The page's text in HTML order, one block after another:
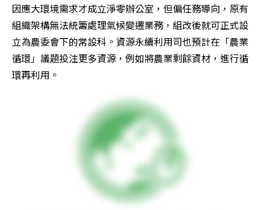
因應大環境需求才成立淨零辦公室，但偏任務導向，原有
組織架構無法統籌處理氣候變遷業務，組改後就可正式設
立為農委會下的常設科。資源永續利用司也預計在「農業
循環」議題投注更多資源，例如將農業剩餘資材，進行循
環再利用。